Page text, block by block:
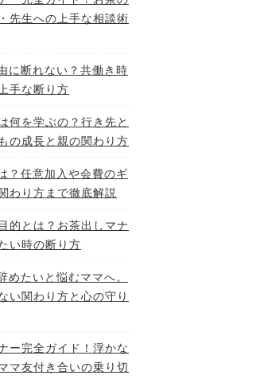
先生への上手な相談術
に断れない？共働き時
手な断り方
何を学ぶの？行き先と
の成長と親の関わり方
？任意加入や会費のギ
わり方まで徹底解説
的とは？お茶出しマナ
い時の断り方
めたいと悩むママへ。
い関わり方と心の守り
ー完全ガイド！浮かな
マ友付き合いの乗り切